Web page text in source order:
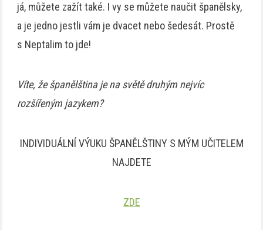
já, můžete zažít také. I vy se můžete naučit španělsky,
a je jedno jestli vám je dvacet nebo šedesát. Prostě
s Neptalim to jde!
Víte, že španělština je na světě druhým nejvíc
rozšířeným jazykem?
INDIVIDUÁLNÍ VÝUKU ŠPANĚLŠTINY S MÝM UČITELEM
NAJDETE
ZDE